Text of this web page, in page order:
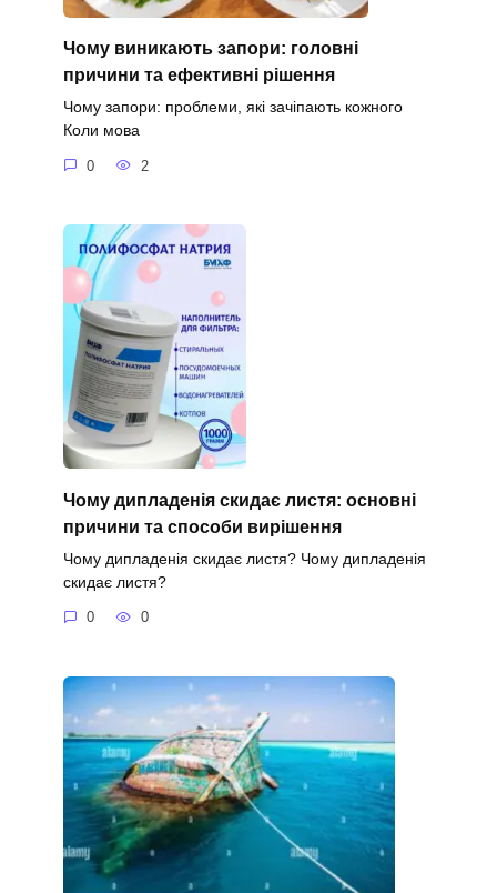
Чому виникають запори: головні
причини та ефективні рішення
Чому запори: проблеми, які зачіпають кожного
Коли мова
0 2
Чому дипладенія скидає листя: основні
причини та способи вирішення
Чому дипладенія скидає листя? Чому дипладенія
скидає листя?
0 0